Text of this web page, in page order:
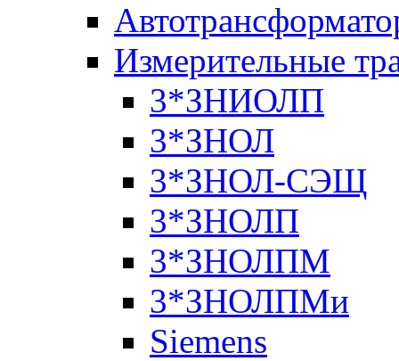
Измерительные
3*ЗНИОЛП
3*ЗНОЛ
3*ЗНОЛ-СЭЩ
3*ЗНОЛП
3*ЗНОЛПМ
3*ЗНОЛПМи
Siemens